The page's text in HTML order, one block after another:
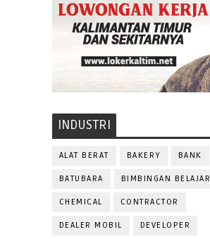
INDUSTRI
ALAT BERAT BAKERY BANK
BATUBARA BIMBINGAN BELAJAR
CHEMICAL CONTRACTOR
DEALER MOBIL DEVELOPER